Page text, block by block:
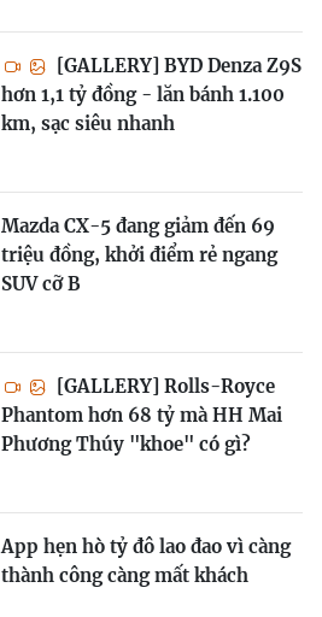
[GALLERY] BYD Denza Z9S
hơn 1,1 tỷ đồng - lăn bánh 1.100
km, sạc siêu nhanh
Mazda CX-5 đang giảm đến 69
triệu đồng, khởi điểm rẻ ngang
SUV cỡ B
[GALLERY] Rolls-Royce
Phantom hơn 68 tỷ mà HH Mai
Phương Thúy "khoe" có gì?
App hẹn hò tỷ đô lao đao vì càng
thành công càng mất khách